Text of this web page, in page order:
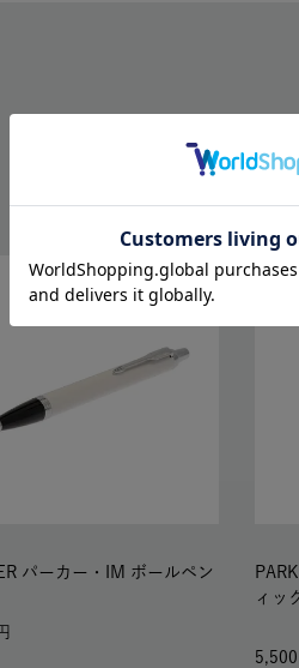
パーカー・IM ボールペン
ィッ
5,500